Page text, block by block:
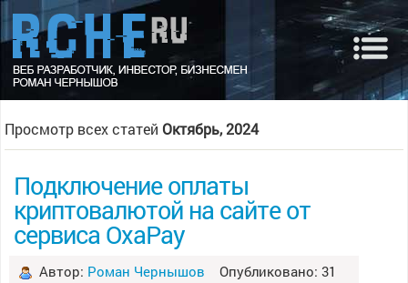
Просмотр всех статей Октябрь, 2024
Подключение оплаты
криптовалютой на сайте от
сервиса OxaPay
Автор: Роман Чернышов Опубликовано: 31